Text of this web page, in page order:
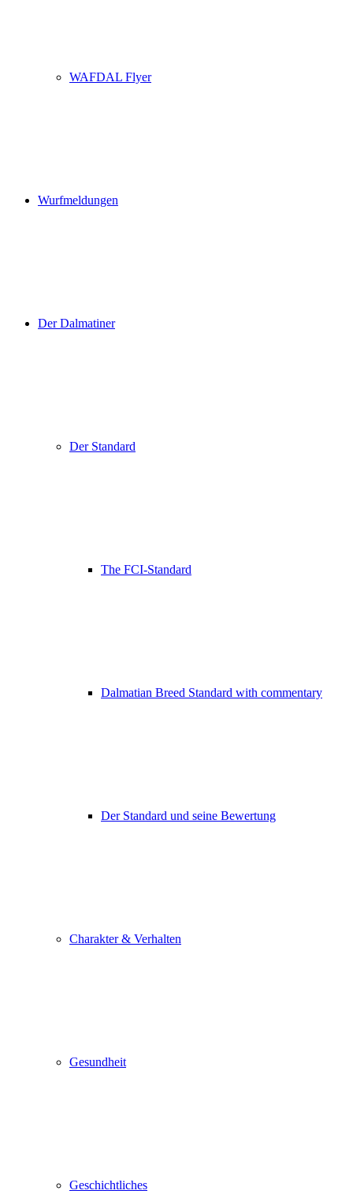
WAFDAL Flyer
Wurfmeldungen
Der Dalmatiner
Der Standard
The FCI-Standard
Dalmatian Breed Standard with commentary
Der Standard und seine Bewertung
Charakter & Verhalten
Gesundheit
Geschichtliches